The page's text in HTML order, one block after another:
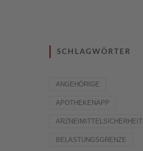
SCHLAGWÖRTER
ANGEHÖRIGE
APOTHEKENAPP
ARZNEIMITTELSICHERHEIT
BELASTUNGSGRENZE